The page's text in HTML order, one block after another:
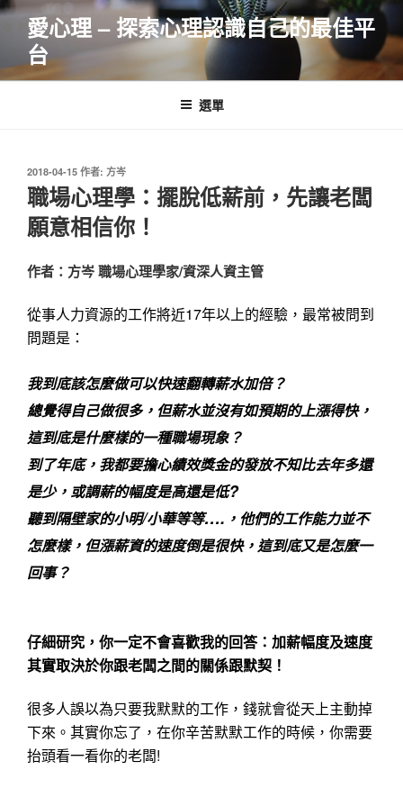
跳
要
愛心理 – 探索心理認識自己的最佳平
台
選單
發
佈
於
2018-04-15 作者: 方岑
職場心理學：擺脫低薪前，先讓老闆
願意相信你！
作者：方岑 職場心理學家/資深人資主管
從事人力資源的工作將近17年以上的經驗，最常被問到
問題是：
我到底該怎麼做可以快速翻轉薪水加倍？
總覺得自己做很多，但薪水並沒有如預期的上漲得快，
這到底是什麼樣的一種職場現象？
到了年底，我都要擔心績效獎金的發放不知比去年多還
是少，或調薪的幅度是高還是低?
聽到隔壁家的小明/小華等等…. ，他們的工作能力並不
怎麼樣，但漲薪資的速度倒是很快，這到底又是怎麼一
回事？
仔細研究，你一定不會喜歡我的回答：加薪幅度及速度
其實取決於你跟老闆之間的關係跟默契！
很多人誤以為只要我默默的工作，錢就會從天上主動掉
下來。其實你忘了，在你辛苦默默工作的時候，你需要
抬頭看一看你的老闆!